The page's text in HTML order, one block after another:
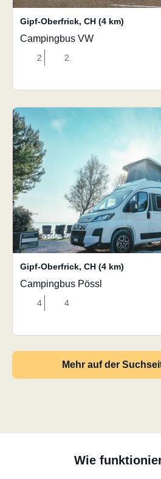
Gipf-Oberfrick, CH (4 km)
Campingbus VW
2 2
Gipf-Oberfrick, CH (4 km)
Campingbus Pössl
4 4
Mehr auf der
Wie